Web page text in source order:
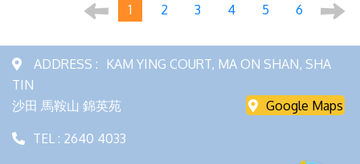
1 2 3 4 5 6
ADDRESS : KAM YING COURT, MA ON SHAN, SHA
TIN
沙田 馬鞍山 錦英苑
Google Maps
TEL : 2640 4033